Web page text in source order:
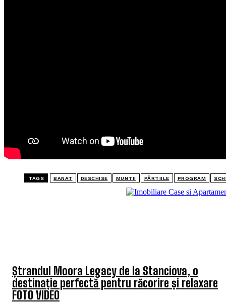
Ștrandul Moora Legacy de la Stanciova, o
destinație perfectă pentru răcorire și relaxare
FOTO VIDEO
TAGS BANAT DESCHISE MUNTII PÂRTIILE PROGRAM